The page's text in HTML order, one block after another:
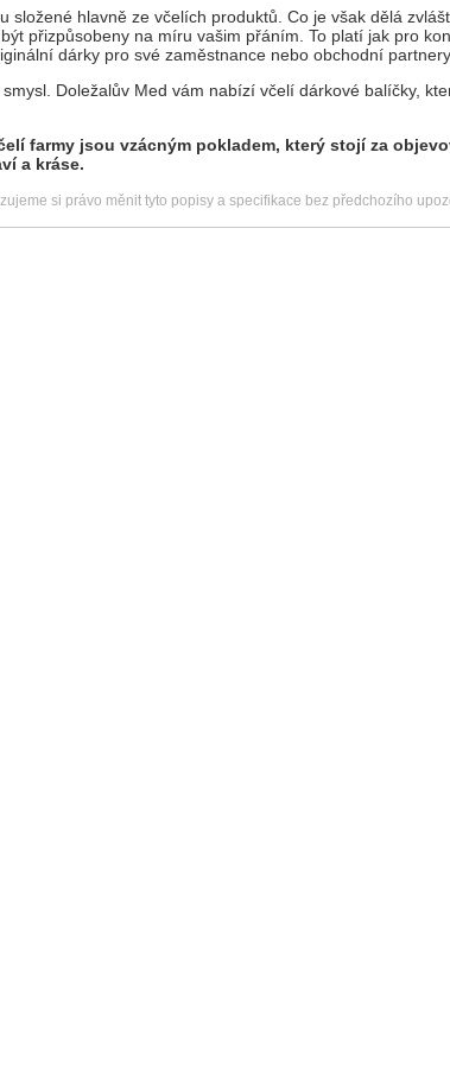
složené hlavně ze včelích produktů. Co je však dělá
přizpůsobeny na míru vašim přáním. To platí jak pro
dárky pro své zaměstnance nebo obchodní partnery.
Doležalův Med vám nabízí včelí dárkové balíčky,
farmy jsou vzácným pokladem, který stojí za
a kráse.
si právo měnit tyto popisy a specifikace bez předchozího